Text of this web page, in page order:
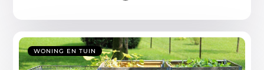
WONING EN TUIN